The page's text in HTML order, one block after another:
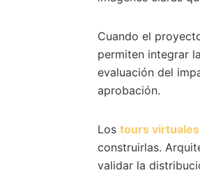
Cuando el
permiten integrar
evaluación del
aprobación.
Los tours
construirlas.
validar la